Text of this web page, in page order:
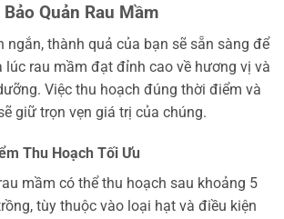
Quản Rau Mầm
ngắn, thành quả của bạn sẽ sẵn sàng để
lúc rau mầm đạt đỉnh cao về hương vị và
Việc thu hoạch đúng thời điểm và
giữ trọn vẹn giá trị của chúng.
Thu Hoạch Tối Ưu
mầm có thể thu hoạch sau khoảng 5
tùy thuộc vào loại hạt và điều kiện